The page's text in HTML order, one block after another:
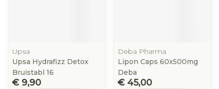
Upsa
Upsa Hydrafizz Detox
Bruistabl 16
€ 9,90
Deba Pharma
Lipon Caps 60x500mg
Deba
€ 45,00